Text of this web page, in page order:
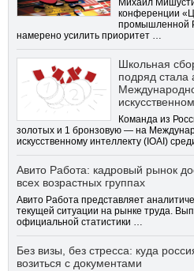
Михаил
конференции
промышленной
намерено усилить приоритет …
Школьная
подряд
Команда из
золотых и 1 бронзовую — на
искусственному интеллекту (IOAI)
Авито Работа: кадровый рынок
всех возрастных группах
Авито Работа представляет
текущей ситуации на рынке труда.
официальной статистики …
Без визы, без стресса: куда
возиться с документами